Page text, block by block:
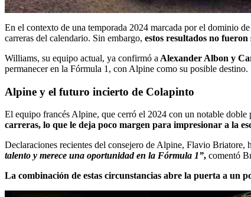
En el contexto de una temporada 2024 marcada por el dominio
carreras del calendario. Sin embargo, estos resultados no
Williams, su equipo actual, ya confirmó a Alexander Albon y
permanecer en la Fórmula 1, con Alpine como su posible destino.
Alpine y el futuro incierto de Colapinto
El equipo francés Alpine, que cerró el 2024 con un notable
carreras, lo que le deja poco margen para impresionar a la
Declaraciones recientes del consejero de Alpine, Flavio Briatore,
talento y merece una oportunidad en la Fórmula 1”, comentó
La combinación de estas circunstancias abre la puerta a un